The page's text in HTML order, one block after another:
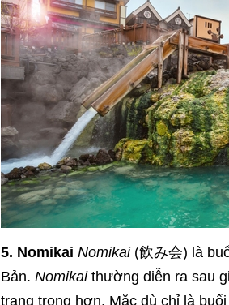
5. Nomikai Nomikai(飲み会) là
Bản. Nomikaithường diễn ra sau
trang trọng hơn. Mặc dù chỉ là